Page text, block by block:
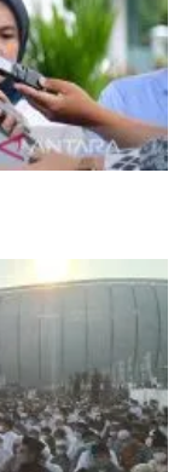
Fitri di Balai